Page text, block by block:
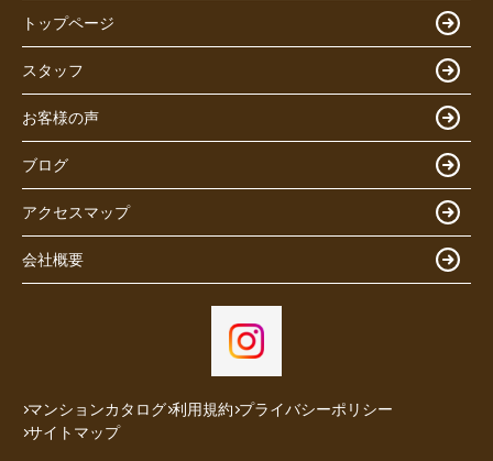
トップページ
スタッフ
お客様の声
ブログ
アクセスマップ
会社概要
マンションカタログ 利用規約 プライバシーポリシー
サイトマップ